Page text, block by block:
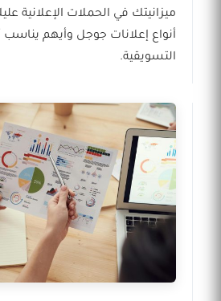
ميزانيتك في الحملات الإعلانية
أنواع إعلانات جوجل وأيهم
التسويقية.